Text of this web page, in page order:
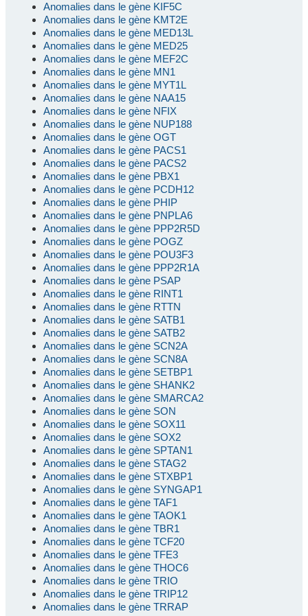
Anomalies dans le gène KIF5C
Anomalies dans le gène KMT2E
Anomalies dans le gène MED13L
Anomalies dans le gène MED25
Anomalies dans le gène MEF2C
Anomalies dans le gène MN1
Anomalies dans le gène MYT1L
Anomalies dans le gène NAA15
Anomalies dans le gène NFIX
Anomalies dans le gène NUP188
Anomalies dans le gène OGT
Anomalies dans le gène PACS1
Anomalies dans le gène PACS2
Anomalies dans le gène PBX1
Anomalies dans le gène PCDH12
Anomalies dans le gène PHIP
Anomalies dans le gène PNPLA6
Anomalies dans le gène PPP2R5D
Anomalies dans le gène POGZ
Anomalies dans le gène POU3F3
Anomalies dans le gène PPP2R1A
Anomalies dans le gène PSAP
Anomalies dans le gène RINT1
Anomalies dans le gène RTTN
Anomalies dans le gène SATB1
Anomalies dans le gène SATB2
Anomalies dans le gène SCN2A
Anomalies dans le gène SCN8A
Anomalies dans le gène SETBP1
Anomalies dans le gène SHANK2
Anomalies dans le gène SMARCA2
Anomalies dans le gène SON
Anomalies dans le gène SOX11
Anomalies dans le gène SOX2
Anomalies dans le gène SPTAN1
Anomalies dans le gène STAG2
Anomalies dans le gène STXBP1
Anomalies dans le gène SYNGAP1
Anomalies dans le gène TAF1
Anomalies dans le gène TAOK1
Anomalies dans le gène TBR1
Anomalies dans le gène TCF20
Anomalies dans le gène TFE3
Anomalies dans le gène THOC6
Anomalies dans le gène TRIO
Anomalies dans le gène TRIP12
Anomalies dans le gène TRRAP